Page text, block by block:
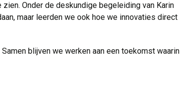
Onder de deskundige begeleiding van Karin
maar leerden we ook hoe we innovaties direct
blijven we werken aan een toekomst waarin